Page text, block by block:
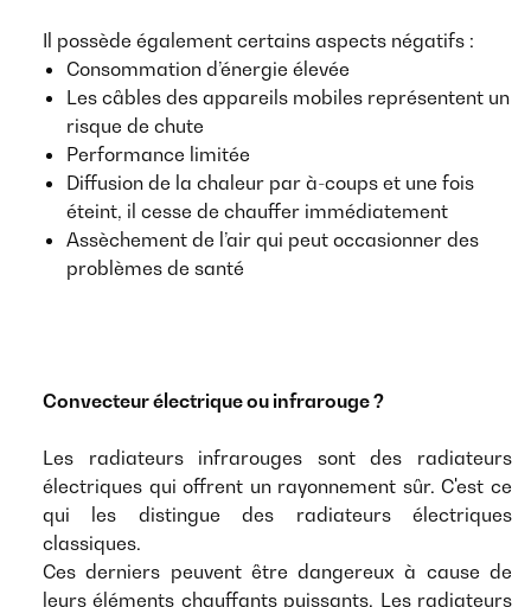
Il possède également certains aspects négatifs :
Consommation d’énergie élevée
Les câbles des appareils mobiles représentent un
risque de chute
Performance limitée
Diffusion de la chaleur par à-coups et une fois
éteint, il cesse de chauffer immédiatement
Assèchement de l’air qui peut occasionner des
problèmes de santé
Convecteur électrique ou infrarouge ?
Les radiateurs infrarouges sont des radiateurs
électriques qui offrent un rayonnement sûr. C'est ce
qui les distingue des radiateurs électriques
classiques.
Ces derniers peuvent être dangereux à cause de
leurs éléments chauffants puissants. Les radiateurs